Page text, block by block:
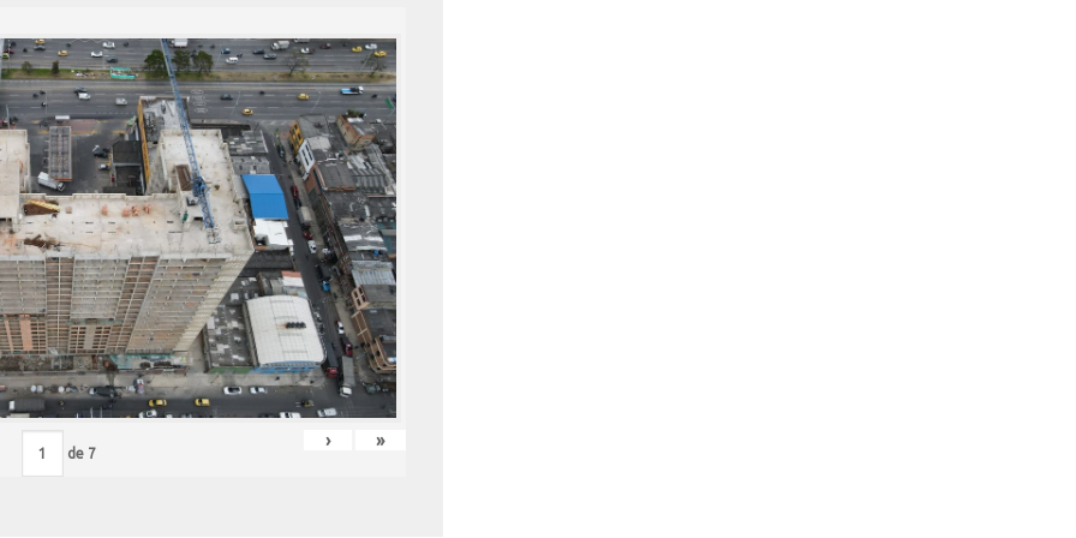
de 7
› »